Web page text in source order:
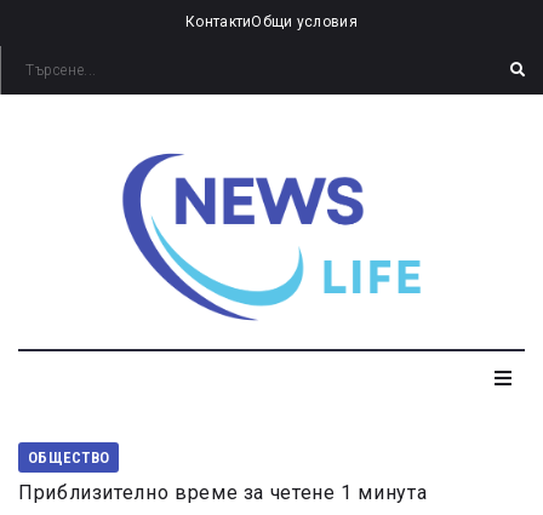
КонтактиОбщи условия
ОБЩЕСТВО
Приблизително време за четене 1 минута